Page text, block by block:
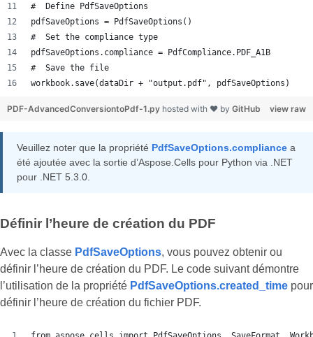
#  Define PdfSaveOptions
pdfSaveOptions = PdfSaveOptions()
#  Set the compliance type
pdfSaveOptions.compliance = PdfCompliance.PDF_A1B
#  Save the file
workbook.save(dataDir + "output.pdf", pdfSaveOptions)
view raw
PDF-AdvancedConversiontoPdf-1.py hosted with ❤ by GitHub
Veuillez noter que la propriété PdfSaveOptions.compliance a
été ajoutée avec la sortie d’Aspose.Cells pour Python via .NET
pour .NET 5.3.0.
Définir l’heure de création du PDF
Avec la classe PdfSaveOptions, vous pouvez obtenir ou
définir l’heure de création du PDF. Le code suivant démontre
l’utilisation de la propriété PdfSaveOptions.created_time pour
définir l’heure de création du fichier PDF.